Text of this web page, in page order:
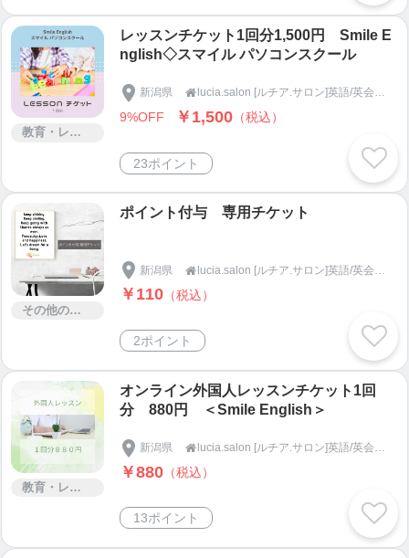
教育・レッスン・講習
レッスンチケット1回分1,500円 Smile E
nglish◇スマイル パソコンスクール
新潟県  lucia.salon [ルチア.サロン]英語/英会話/パソコンスクール
9%OFF ￥1,500 （税込）
23ポイント
その他のサービス
ポイント付与 専用チケット
新潟県 
￥110 （税込）
2ポイント
教育・レッスン・講習
オンライン外国人レッスンチケット1回
分 880円 ＜Smile English＞
新潟県  lucia.salon [ルチア.サロン]英語/英会話/パソコンスクール
￥880 （税込）
13ポイント